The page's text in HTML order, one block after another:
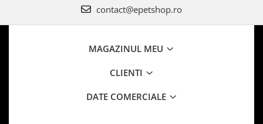
contact@epetshop.ro
MAGAZINUL MEU
CLIENTI
DATE COMERCIALE